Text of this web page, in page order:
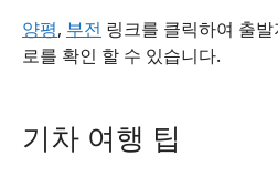
양평, 부전 링크를 클릭하여 출
로를 확인 할 수 있습니다.
기차 여행 팁